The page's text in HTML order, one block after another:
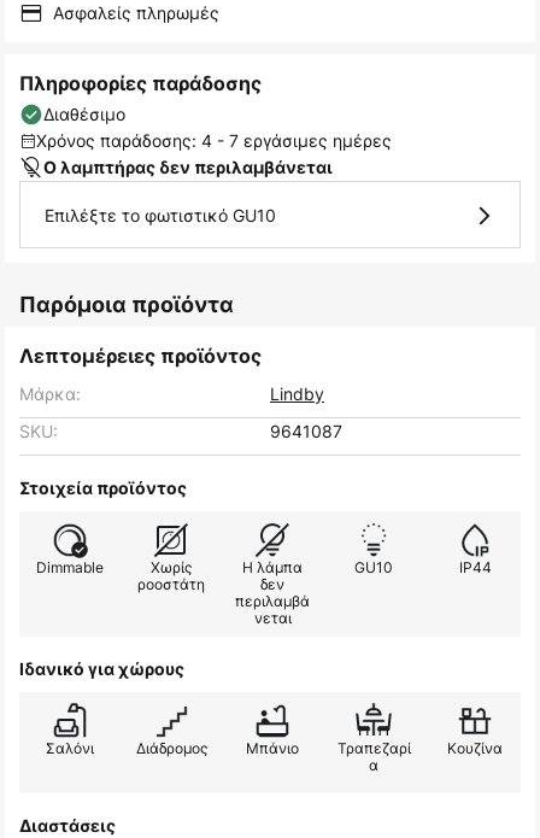
Ασφαλείς πληρωμές
Πληροφορίες παράδοσης
Διαθέσιμο
Χρόνος παράδοσης: 4 - 7 εργάσιμες ημέρες
Ο λαμπτήρας δεν περιλαμβάνεται
Επιλέξτε το φωτιστικό GU10
Παρόμοια προϊόντα
Λεπτομέρειες προϊόντος
Μάρκα:
Lindby
SKU:
9641087
Στοιχεία προϊόντος
Dimmable
Χωρίς
ροοστάτη
Η λάμπα
δεν
περιλαμβά
νεται
GU10 IP44
Ιδανικό για χώρους
Σαλόνι Διάδρομος Μπάνιο
Τραπεζαρί
α
Κουζίνα
Διαστάσεις